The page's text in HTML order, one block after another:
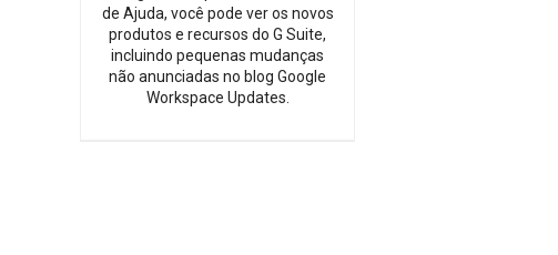
de Ajuda, você pode ver os novos
produtos e recursos do G Suite,
incluindo pequenas mudanças
não anunciadas no blog Google
Workspace Updates.